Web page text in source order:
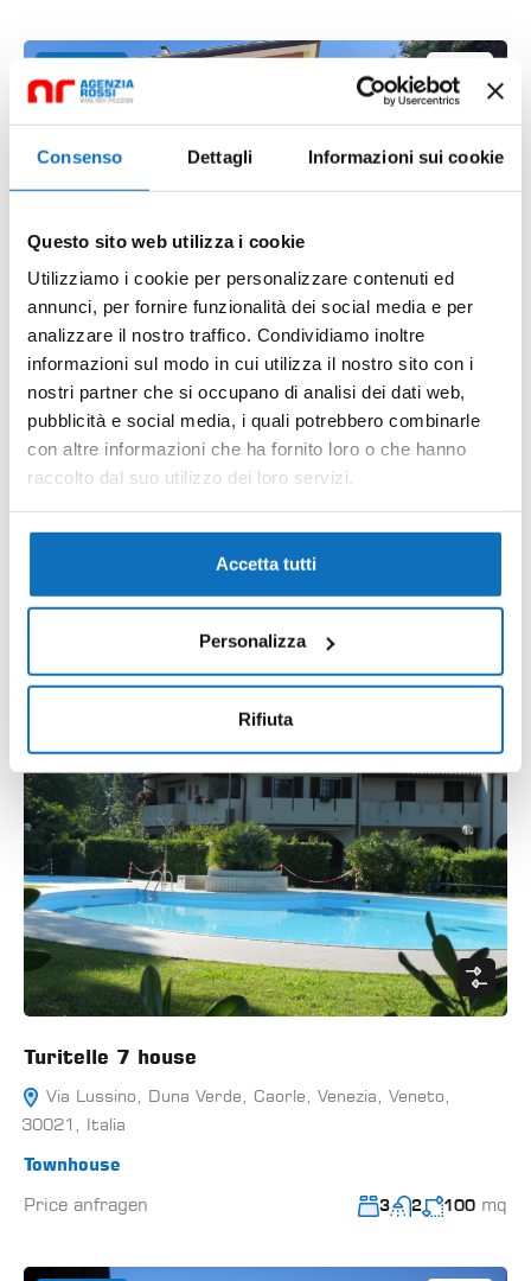
Consenso Dettagli Informazioni sui cookie
Questo sito web utilizza i cookie
Utilizziamo i cookie per personalizzare contenuti ed
annunci, per fornire funzionalità dei social media e per
analizzare il nostro traffico. Condividiamo inoltre
informazioni sul modo in cui utilizza il nostro sito con i
nostri partner che si occupano di analisi dei dati web,
pubblicità e social media, i quali potrebbero combinarle
con altre informazioni che ha fornito loro o che hanno
raccolto dal suo utilizzo dei loro servizi.
Accetta tutti
Personalizza
Rifiuta
Residence Luxembourg apartment 4
Via del Quadrante, Santa Margherita, Caorle, Venezia,
Veneto, 30021, Italia
€320.000,00 1 1 70 mq
24
Turitelle 7 house
Via Lussino, Duna Verde, Caorle, Venezia, Veneto,
30021, Italia
Townhouse
Price anfragen
3 2 100 mq